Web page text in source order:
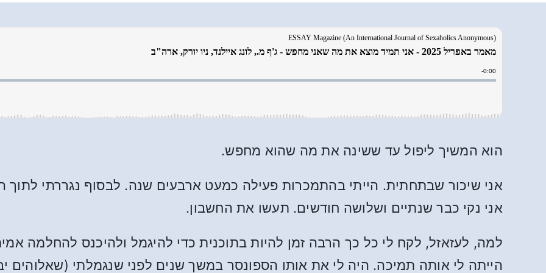
הוא המשיך ליפול עד ששינה את מה שהוא מחפש.
אני שיכור שבתחתית. הייתי בהתמכרות פעילה כמעט ארבעים שנה. לבסוף נגררתי לתוך
אני נקי כבר שנתיים ושלושה חודשים. תעשו את החשבון.
למה, לעזאזל, לקח לי כל כך הרבה זמן להיות בתוכנית כדי להיגמל ולהיכנס להחלמה
הייתה לי אותה תמיכה. היה לי את אותו הספונסר במשך שנים לפני שנגמלתי